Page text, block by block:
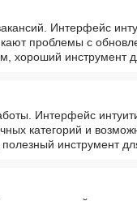
Интерфейс
проблемы с
хороший инструмент
Интерфейс
категорий и
инструмент